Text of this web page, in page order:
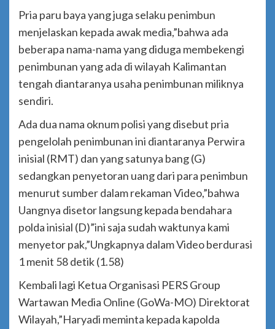
Pria paru baya yang juga selaku penimbun
menjelaskan kepada awak media,”bahwa ada
beberapa nama-nama yang diduga membekengi
penimbunan yang ada di wilayah Kalimantan
tengah diantaranya usaha penimbunan miliknya
sendiri.
Ada dua nama oknum polisi yang disebut pria
pengelolah penimbunan ini diantaranya Perwira
inisial (RMT) dan yang satunya bang (G)
sedangkan penyetoran uang dari para penimbun
menurut sumber dalam rekaman Video,”bahwa
Uangnya disetor langsung kepada bendahara
polda inisial (D)”ini saja sudah waktunya kami
menyetor pak,”Ungkapnya dalam Video berdurasi
1 menit 58 detik (1.58)
Kembali lagi Ketua Organisasi PERS Group
Wartawan Media Online (GoWa-MO) Direktorat
Wilayah,”Haryadi meminta kepada kapolda